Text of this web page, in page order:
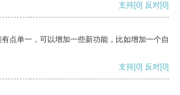
支持[0] 反对[0]
点单一，可以增加一些新功能，比如增加一个自
支持[0] 反对[0]